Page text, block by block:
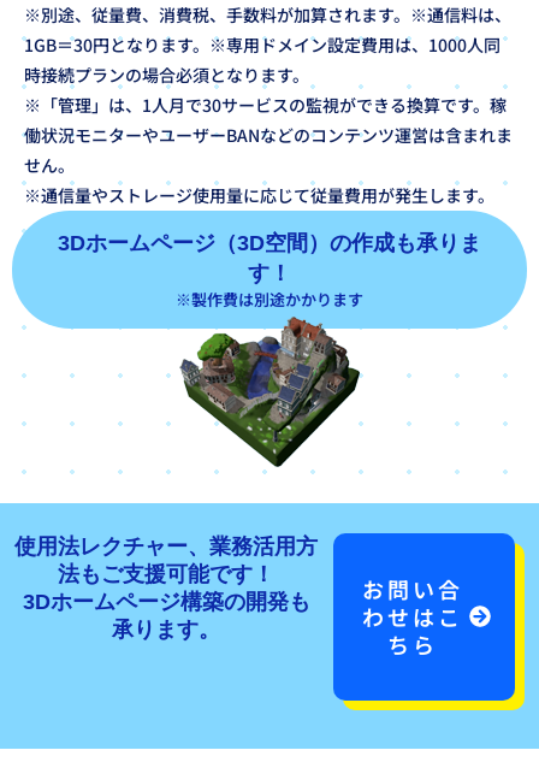
※別途、従量費、消費税、手数料が加算されます。​ ※通信料は、
1GB＝30円となります。 ※専用ドメイン設定費用は、1000人同
時接続プランの場合必須となります。​
※「管理」は、1人月で30サービスの監視ができる換算です。稼
働状況モニターやユーザーBANなどのコンテンツ運営は含まれま
せん。​
※通信量やストレージ使用量に応じて従量費用が発生します。
3Dホームページ（3D空間）の作成も承りま
す！
※製作費は別途かかります
使用法レクチャー、業務活用方
法もご支援可能です！
3Dホームページ構築の開発も
承ります。
お問い合
わせはこ
ちら